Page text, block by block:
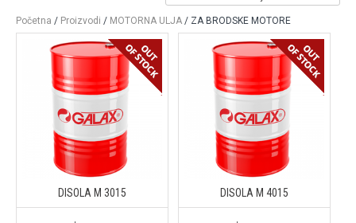
Početna / Proizvodi / MOTORNA ULJA / ZA BRODSKE MOTORE
DISOLA M 3015 DISOLA M 4015